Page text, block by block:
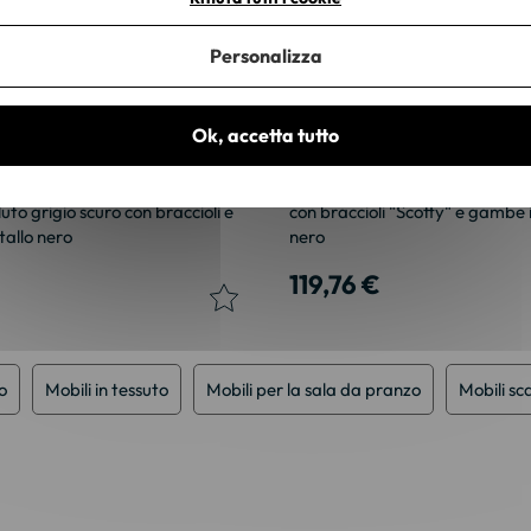
grigio scuro con braccioli e
nero
con braccioli "Scotty" e gambe
nero
119,76 €
Mobili in tessuto Mobili per la sala da pranzo Mobili
Ok, accetta tutto
Personalizza